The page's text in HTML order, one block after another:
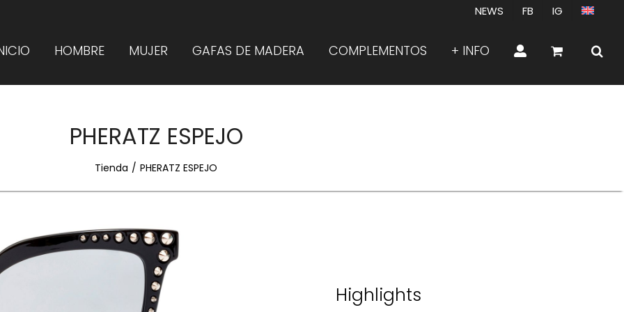
NEWS FB IG
HOMBRE MUJER GAFAS DE MADERA COMPLEMENTOS + INFO
PHERATZ ESPEJO
Tienda PHERATZ ESPEJO
Highlights